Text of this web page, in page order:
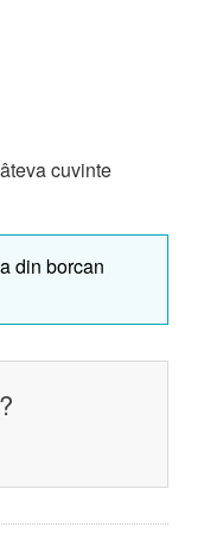
cuvinte
din borcan